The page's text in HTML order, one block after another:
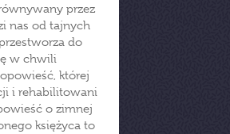
przez
nas od tajnych
do
w chwili
której
i rehabilitowani
o zimnej
księżyca to